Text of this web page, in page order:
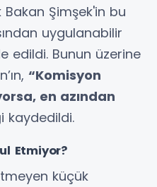
Şimşek'in bu
uygulanabilir
edildi. Bunun üzerine
“Komisyon
en azından
kaydedildi.
Etmiyor?
küçük